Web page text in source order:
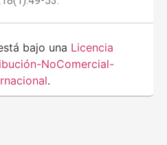
bajo una Licencia
NoComercial-
.